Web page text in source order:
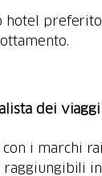
hotel
dei
con i marchi